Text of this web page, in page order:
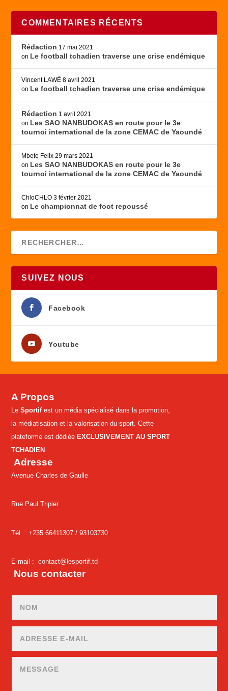
COMMENTAIRES RÉCENTS
Rédaction 17 mai 2021
on Le football tchadien traverse une crise endémique
Vincent LAWÉ 8 avril 2021
on Le football tchadien traverse une crise endémique
Rédaction 1 avril 2021
on Les SAO NANBUDOKAS en route pour le 3e
tournoi international de la zone CEMAC de Yaoundé
Mbete Felix 29 mars 2021
on Les SAO NANBUDOKAS en route pour le 3e
tournoi international de la zone CEMAC de Yaoundé
ChloCHLO 3 février 2021
on Le championnat de foot repoussé
SUIVEZ NOUS
Facebook
Youtube
A Propos
LeSportifest un média spécialisé dans la promotion,
la médiatisation et la valorisation du sport. Cette
plateforme est dédiée EXCLUSIVEMENT AU SPORT
TCHADIEN
Adresse
Avenue Charles de Gaulle
Rue Paul Tripier
Tél. : +235 66411307 /93103730
E-mail :contact@lesportif.td
Nous contacter